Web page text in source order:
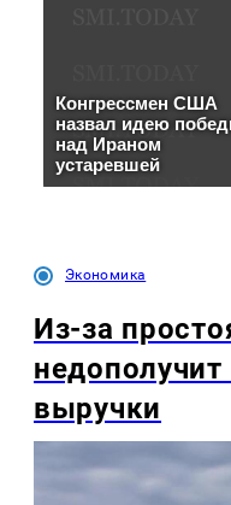
Экономика
Из-за
выручки